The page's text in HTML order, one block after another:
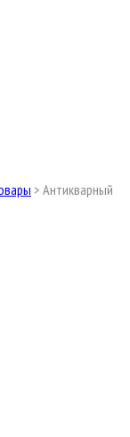
> Антикварный